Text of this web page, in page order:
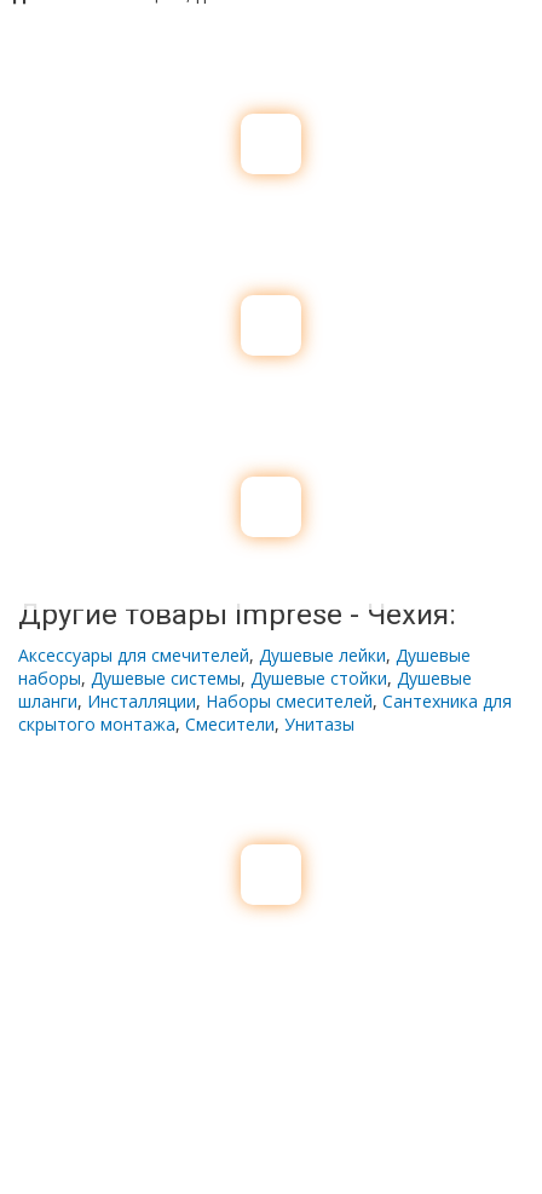
Другие товары Imprese - Чехия:
Аксессуары для смечителей, Душевые лейки, Душевые
наборы, Душевые системы, Душевые стойки, Душевые
шланги, Инсталляции, Наборы смесителей, Сантехника для
скрытого монтажа, Смесители, Унитазы